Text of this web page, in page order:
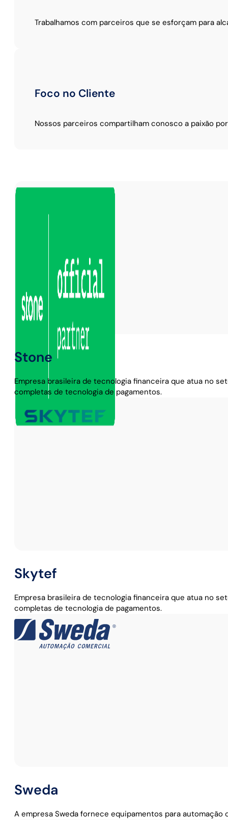
Trabalhamos com parceiros que se esforçam para
Foco no Cliente
Nossos parceiros compartilham conosco a paixão
Stone
Empresa brasileira de tecnologia financeira que atua no
completas de tecnologia de pagamentos.
Skytef
Empresa brasileira de tecnologia financeira que atua no
completas de tecnologia de pagamentos.
Sweda
A empresa Sweda fornece equipamentos para